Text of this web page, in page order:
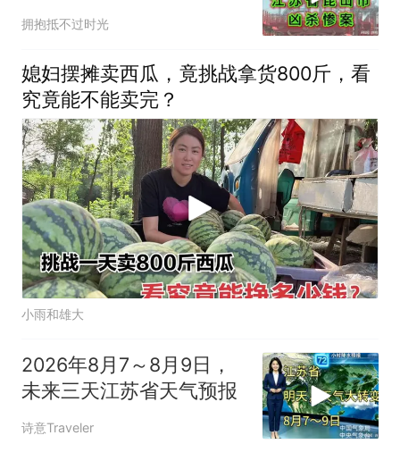
拥抱抵不过时光
媳妇摆摊卖西瓜，竟挑战拿货800斤，看
究竟能不能卖完？
小雨和雄大
2026年8月7～8月9日，
未来三天江苏省天气预报
诗意Traveler